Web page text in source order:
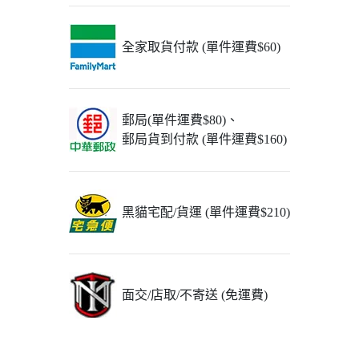
全家取貨付款 (單件運費$60)
郵局(單件運費$80)、
郵局貨到付款 (單件運費$160)
黑貓宅配/貨運 (單件運費$210)
面交/店取/不寄送 (免運費)